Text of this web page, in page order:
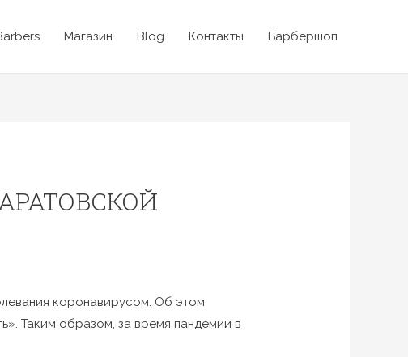
Магазин Blog Контакты Барбершоп
коронавирусом. Об этом
Таким образом, за время пандемии в